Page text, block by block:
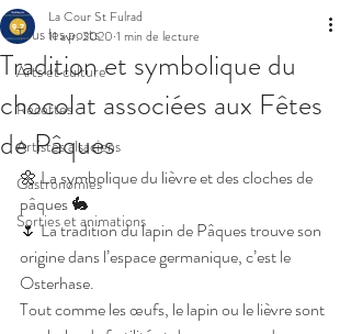
Tous les posts
Arts et culture
Recettes
Artistes alsaciens
Gastronomies
Sorties et animations
Tradition et symbolique du
chocolat associées aux Fêtes
de Pâques
La Cour St Fulrad
11 avr. 2020 1 min de lecture
🌼 La symbolique du lièvre et des cloches de
pâques 🐇
🌷 La tradition du lapin de Pâques trouve son
origine dans l’espace germanique, c’est le
Osterhase.
Tout comme les œufs, le lapin ou le lièvre sont